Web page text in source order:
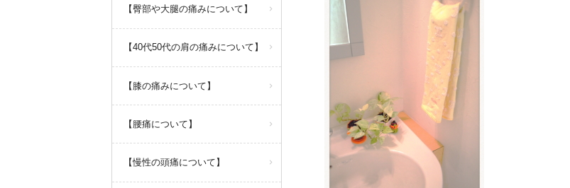
【臀部や大腿の痛みについて】
【40代50代の肩の痛みについて】
【膝の痛みについて】
【腰痛について】
【慢性の頭痛について】